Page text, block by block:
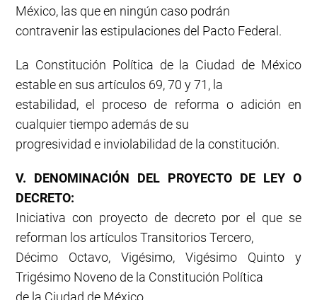
México, las que en ningún caso podrán
contravenir las estipulaciones del Pacto Federal.
La Constitución Política de la Ciudad de México
estable en sus artículos 69, 70 y 71, la
estabilidad, el proceso de reforma o adición en
cualquier tiempo además de su
progresividad e inviolabilidad de la constitución.
V. DENOMINACIÓN DEL PROYECTO DE LEY O
DECRETO:
Iniciativa con proyecto de decreto por el que se
reforman los artículos Transitorios Tercero,
Décimo Octavo, Vigésimo, Vigésimo Quinto y
Trigésimo Noveno de la Constitución Política